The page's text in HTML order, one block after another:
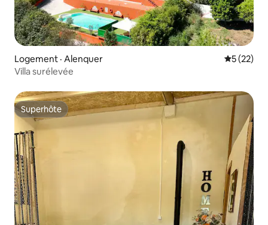
Logement · Alenquer Note
5 (22)
Villa surélevée
Superhôte
Superhôte